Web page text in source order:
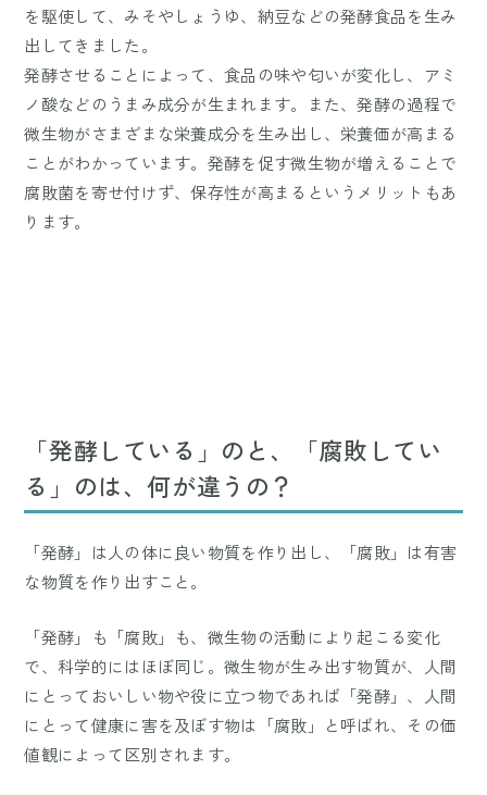
を駆使して、みそやしょうゆ、納豆などの発酵食品を生み
出してきました。
発酵させることによって、食品の味や匂いが変化し、アミ
ノ酸などのうまみ成分が生まれます。また、発酵の過程で
微生物がさまざまな栄養成分を生み出し、栄養価が高まる
ことがわかっています。発酵を促す微生物が増えることで
腐敗菌を寄せ付けず、保存性が高まるというメリットもあ
ります。
「発酵している」のと、「腐敗してい
る」のは、何が違うの？
「発酵」は人の体に良い物質を作り出し、「腐敗」は有害
な物質を作り出すこと。
「発酵」も「腐敗」も、微生物の活動により起こる変化
で、科学的にはほぼ同じ。微生物が生み出す物質が、人間
にとっておいしい物や役に立つ物であれば「発酵」、人間
にとって健康に害を及ぼす物は「腐敗」と呼ばれ、その価
値観によって区別されます。